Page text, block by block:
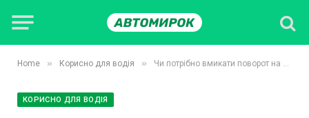
Home » Корисно для водія » Чи потрібно вмикати поворот на головній дорозі при зміні її напрямку
КОРИСНО ДЛЯ ВОДІЯ